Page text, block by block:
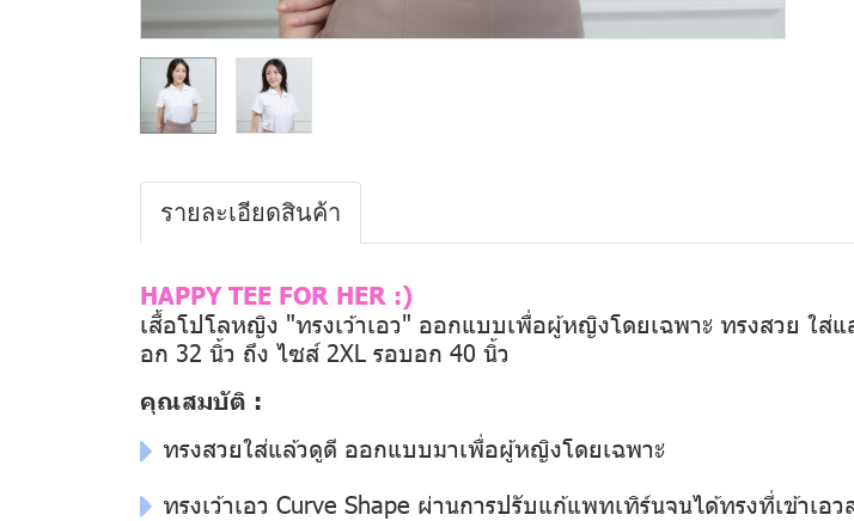
รายละเอียดสินค้า
HAPPY TEE FOR HER :)
เสื้อโปโลหญิง "ทรงเว้าเอว" ออกแบบเพื่อผู้หญิงโดยเฉพาะ ทรงสวย ใ
อก 32 นิ้ว ถึง ไซส์ 2XL รอบอก 40 นิ้ว
คุณสมบัติ :
ทรงสวยใส่แล้วดูดี ออกแบบมาเพื่อผู้หญิงโดยเฉพาะ
ทรงเว้าเอว Curve Shape ผ่านการปรับแก้แพทเทิร์นจนได้ทรงที่เข้าเอว